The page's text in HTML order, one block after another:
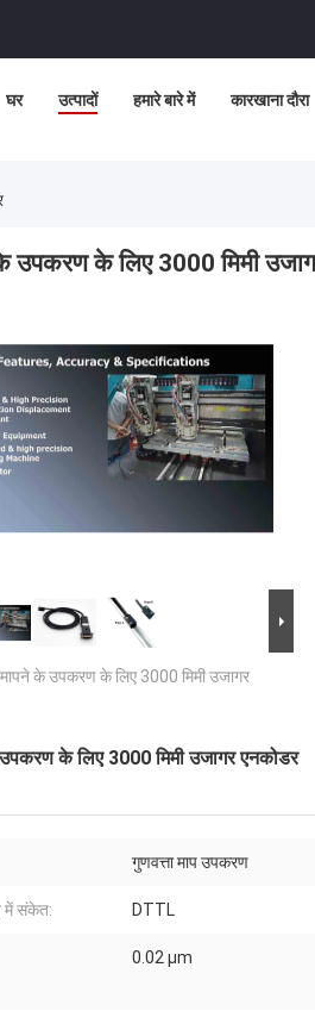
घर उत्पादों हमारे बारे में कारखाना दौरा
उपकरण के लिए 3000 मिमी
मापने के उपकरण के लिए 3000 मिमी उजागर
के लिए 3000 मिमी उजागर एनकोडर
गुणवत्ता माप उपकरण
में संकेत: DTTL
0.02 µm